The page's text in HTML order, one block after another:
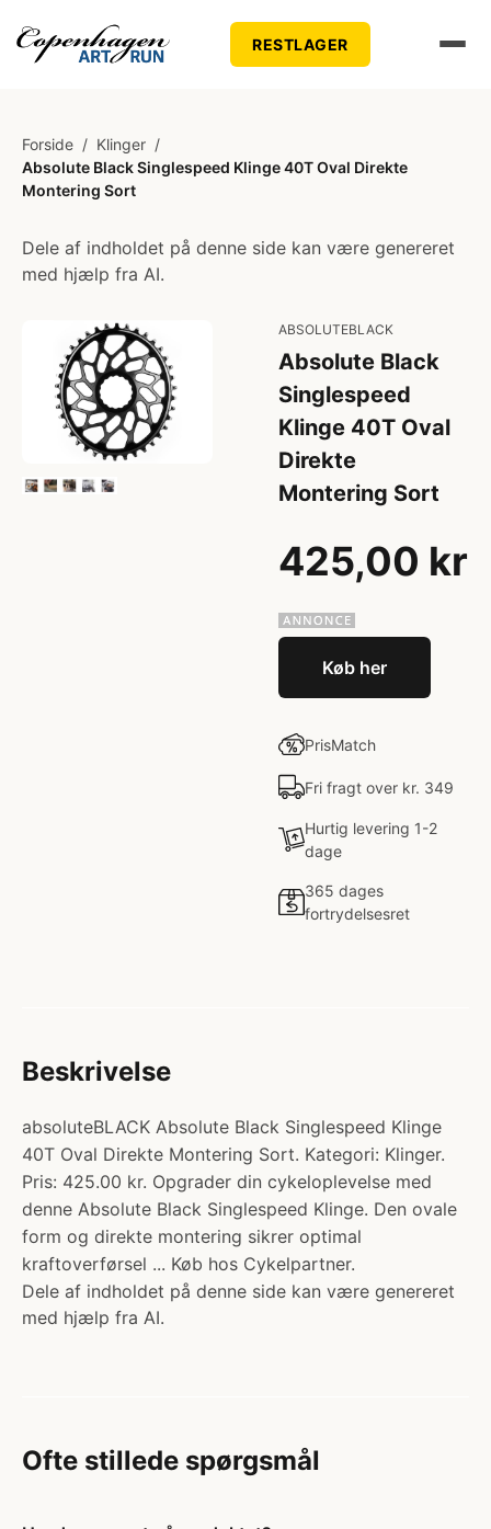
RESTLAGER
Forside / Klinger /
Absolute Black Singlespeed Klinge 40T Oval Direkte
Montering Sort
Dele af indholdet på denne side kan være genereret
med hjælp fra AI.
ABSOLUTEBLACK
Absolute Black
Singlespeed
Klinge 40T Oval
Direkte
Montering Sort
425,00 kr
Køb her
PrisMatch
Fri fragt over kr. 349
Hurtig levering 1-2
dage
365 dages
fortrydelsesret
Beskrivelse
absoluteBLACK Absolute Black Singlespeed Klinge
40T Oval Direkte Montering Sort. Kategori: Klinger.
Pris: 425.00 kr. Opgrader din cykeloplevelse med
denne Absolute Black Singlespeed Klinge. Den ovale
form og direkte montering sikrer optimal
kraftoverførsel ... Køb hos Cykelpartner.
Dele af indholdet på denne side kan være genereret
med hjælp fra AI.
Ofte stillede spørgsmål